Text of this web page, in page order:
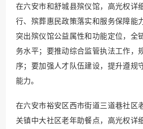
在六安市和舒城县殡仪馆，高光权详
行、殡葬惠民政策落实和服务保障能
突出殡仪馆公益属性和功能定位，全
务水平；要推动综合监管执法工作，
序；要加强人才队伍建设，提升遵规
能力。
在六安市裕安区西市街道三道巷社区
关镇中大社区老年助餐点，高光权详